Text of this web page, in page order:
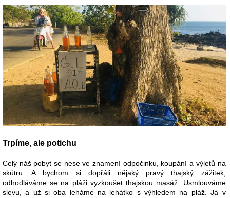
Trpíme, ale potichu
Celý náš pobyt se nese ve znamení odpočinku, koupání a výletů na
skútru. A bychom si dopřáli nějaký pravý thajský zážitek,
odhodláváme se na pláži vyzkoušet thajskou masáž. Usmlouváme
slevu, a už si oba leháme na lehátko s výhledem na pláž. Já v